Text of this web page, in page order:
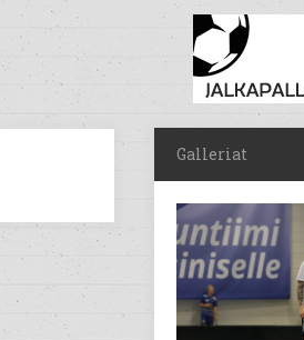
Galleriat